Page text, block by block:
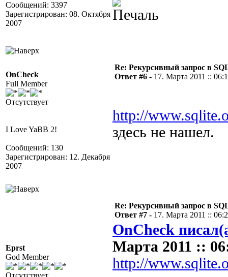
Сообщений: 3397
Зарегистрирован: 08. Октября
2007
OnCheck
Full Member
Отсутствует
I Love YaBB 2!
Сообщений: 130
Зарегистрирован: 12. Декабря
2007
Re: Рекурсивный запрос в
Ответ #6 - 17. Марта 2011 ::
http://
здесь не нашел.
Eprst
God Member
Отсутствует
Re: Рекурсивный запрос в
Ответ #7 - 17. Марта 2011 ::
OnCheck
Марта 2011 ::
http://